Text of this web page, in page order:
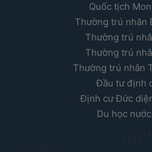
Quốc tịch
Thường trú nhân
Thường trú
Thường trú
Thường trú nhân
Đầu tư định
Định cư Đức
Du học